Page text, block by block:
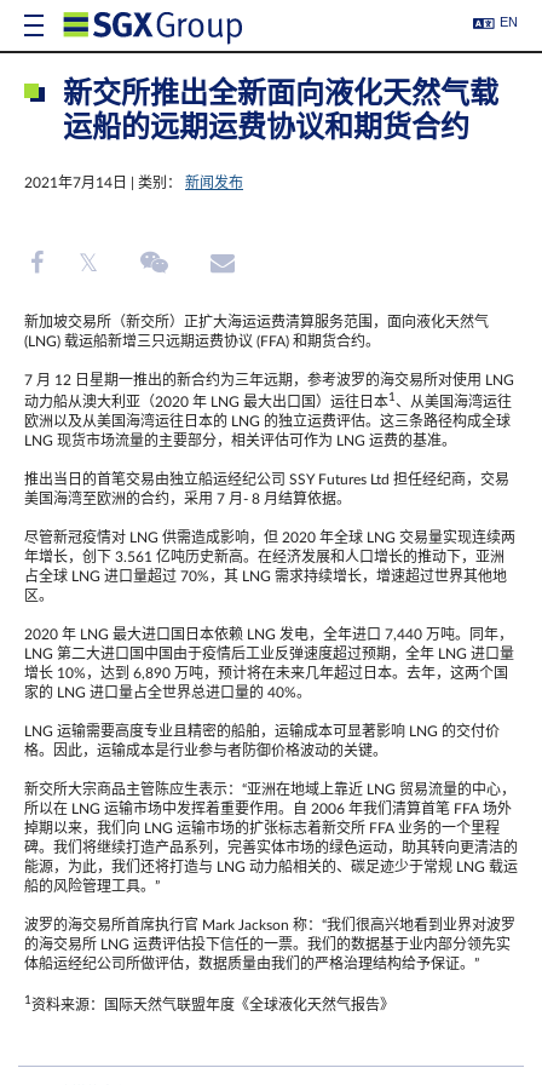
EN
新交所推出全新面向液化天然气载
运船的远期运费协议和期货合约
2021年7月14日 | 类别： 新闻发布
新加坡交易所（新交所）正扩大海运运费清算服务范围，面向液化天然气
(LNG) 载运船新增三只远期运费协议 (FFA) 和期货合约。
7 月 12 日星期一推出的新合约为三年远期，参考波罗的海交易所对使用 LNG
动力船从澳大利亚（2020 年 LNG 最大出口国）运往日本1、从美国海湾运往
欧洲以及从美国海湾运往日本的 LNG 的独立运费评估。这三条路径构成全球
LNG 现货市场流量的主要部分，相关评估可作为 LNG 运费的基准。
推出当日的首笔交易由独立船运经纪公司 SSY Futures Ltd 担任经纪商，交易
美国海湾至欧洲的合约，采用 7 月- 8 月结算依据。
尽管新冠疫情对 LNG 供需造成影响，但 2020 年全球 LNG 交易量实现连续两
年增长，创下 3.561 亿吨历史新高。在经济发展和人口增长的推动下，亚洲
占全球 LNG 进口量超过 70%，其 LNG 需求持续增长，增速超过世界其他地
区。
2020 年 LNG 最大进口国日本依赖 LNG 发电，全年进口 7,440 万吨。同年，
LNG 第二大进口国中国由于疫情后工业反弹速度超过预期，全年 LNG 进口量
增长 10%，达到 6,890 万吨，预计将在未来几年超过日本。去年，这两个国
家的 LNG 进口量占全世界总进口量的 40%。
LNG 运输需要高度专业且精密的船舶，运输成本可显著影响 LNG 的交付价
格。因此，运输成本是行业参与者防御价格波动的关键。
新交所大宗商品主管陈应生表示：“亚洲在地域上靠近 LNG 贸易流量的中心，
所以在 LNG 运输市场中发挥着重要作用。自 2006 年我们清算首笔 FFA 场外
掉期以来，我们向 LNG 运输市场的扩张标志着新交所 FFA 业务的一个里程
碑。我们将继续打造产品系列，完善实体市场的绿色运动，助其转向更清洁的
能源，为此，我们还将打造与 LNG 动力船相关的、碳足迹少于常规 LNG 载运
船的风险管理工具。”
波罗的海交易所首席执行官 Mark Jackson 称：“我们很高兴地看到业界对波罗
的海交易所 LNG 运费评估投下信任的一票。我们的数据基于业内部分领先实
体船运经纪公司所做评估，数据质量由我们的严格治理结构给予保证。”
1资料来源：国际天然气联盟年度《全球液化天然气报告》